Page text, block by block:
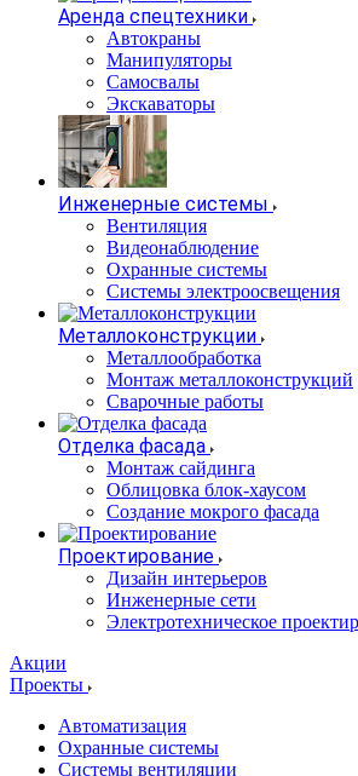
Аренда спецтехники
Автокраны
Манипуляторы
Самосвалы
Экскаваторы
Инженерные системы
Вентиляция
Видеонаблюдение
Охранные системы
Системы электроосвещения
Металлоконструкции
Металлообработка
Монтаж металлоконструкций
Сварочные работы
Отделка фасада
Монтаж сайдинга
Облицовка блок-хаусом
Создание мокрого фасада
Проектирование
Дизайн интерьеров
Инженерные сети
Электротехническое
Акции
Проекты
Автоматизация
Охранные системы
Системы вентиляции